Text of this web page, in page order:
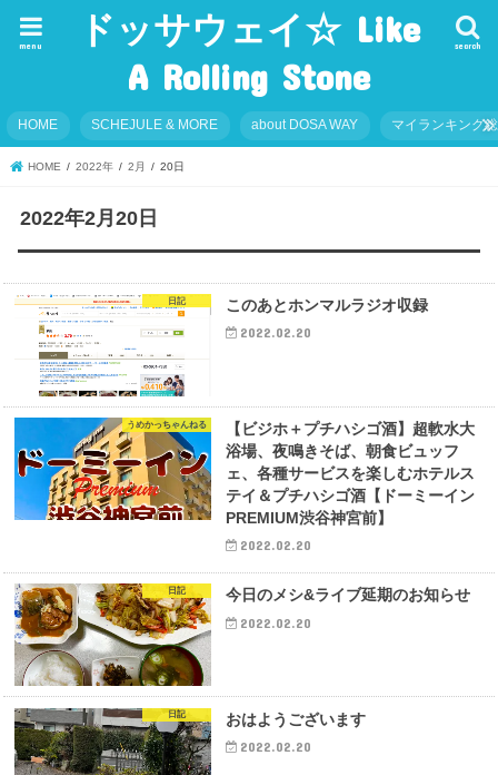
ドッサウェイ☆ Like
A Rolling Stone
search
menu
HOME SCHEJULE & MORE about DOSA WAY マイランキング
HOME 2022年 2月 20日
2022年2月20日
日記 このあとホンマルラジオ収録
2022.02.20
うめかっちゃんねる
【ビジホ＋プチハシゴ酒】超軟水大
浴場、夜鳴きそば、朝食ビュッフ
ェ、各種サービスを楽しむホテルス
テイ＆プチハシゴ酒【ドーミーイン
PREMIUM渋谷神宮前】
2022.02.20
日記 今日のメシ&ライブ延期のお知らせ
2022.02.20
日記 おはようございます
2022.02.20